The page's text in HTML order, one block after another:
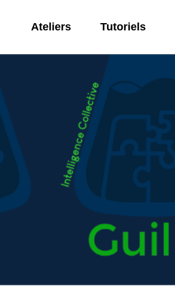
Ateliers Tutoriels